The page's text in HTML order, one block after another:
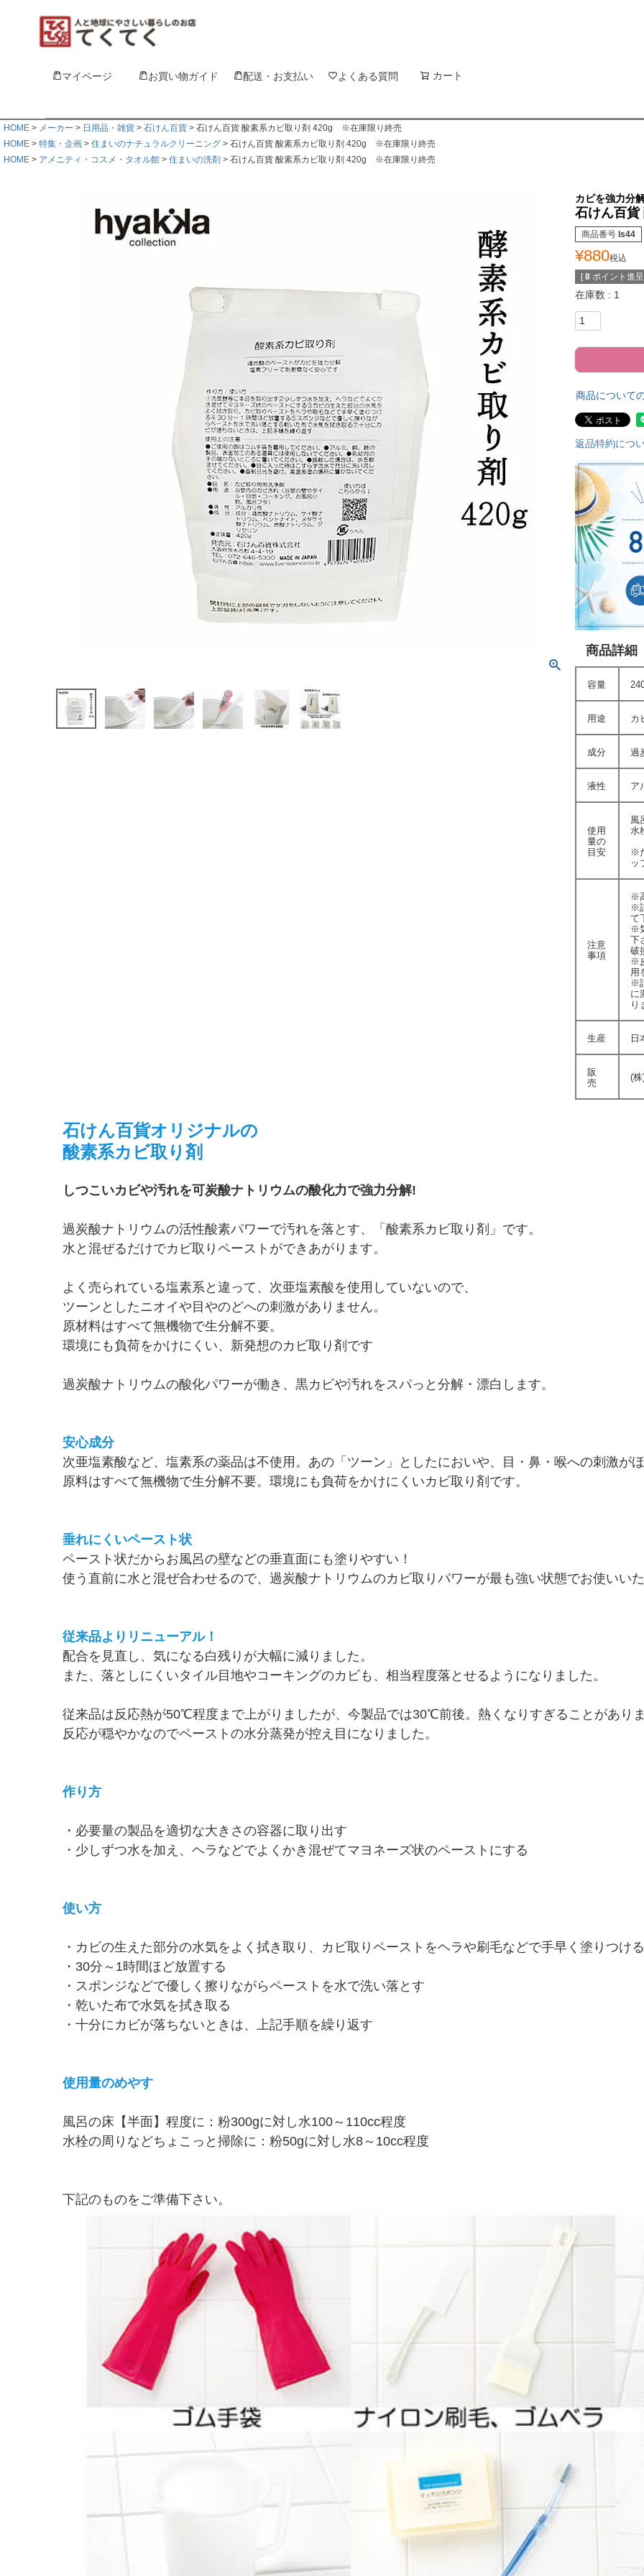
マイページ お買い物ガイド 配送・お支払い よくある質問 カート
HOME メーカー 日用品・雑貨 石けん百貨
石けん百貨 酸素系カビ取り剤 420g ※在庫限り終売
HOME
特集・企画 住まいのナチュラルクリーニング
石けん百貨 酸素系カビ取り剤 420g ※在庫限り終売
HOME
アメニティ・コスメ・タオル館 住まいの洗剤 石けん百貨 酸素系カビ取り剤 420g ※在庫限り終売
カビを強力分
石けん百
商品番号 ls44
¥880税込
[ 8 ポイント進
在庫数 1
商品について
返品特約につ
商品詳細
容量
用途 カ
成分 過
液性 ア
使用
量の
目安
風
水
※
ッ
注意
事項
※
※
て
※
下
破
※
用
※
に
り
生産 日
販
売
(
石けん百貨オリジナルの
酸素系カビ取り剤
しつこいカビや汚れを可炭酸ナトリウムの酸化力で強力分解!
過炭酸ナトリウムの活性酸素パワーで汚れを落とす、「酸素系カビ取り剤」です。
水と混ぜるだけでカビ取りペーストができあがります。
よく売られている塩素系と違って、次亜塩素酸を使用していないので、
ツーンとしたニオイや目やのどへの刺激がありません。
原材料はすべて無機物で生分解不要。
環境にも負荷をかけにくい、新発想のカビ取り剤です
過炭酸ナトリウムの酸化パワーが働き、黒カビや汚れをスパっと分解・漂白します。
安心成分
次亜塩素酸など、塩素系の薬品は不使用。あの「ツーン」としたにおいや、目・鼻・喉への刺激が
原料はすべて無機物で生分解不要。環境にも負荷をかけにくいカビ取り剤です。
垂れにくいペースト状
ペースト状だからお風呂の壁などの垂直面にも塗りやすい！
使う直前に水と混ぜ合わせるので、過炭酸ナトリウムのカビ取りパワーが最も強い状態でお使いい
従来品よりリニューアル！
配合を見直し、気になる白残りが大幅に減りました。
また、落としにくいタイル目地やコーキングのカビも、相当程度落とせるようになりました。
従来品は反応熱が50℃程度まで上がりましたが、今製品では30℃前後。熱くなりすぎることがあり
反応が穏やかなのでペーストの水分蒸発が控え目になりました。
作り方
・必要量の製品を適切な大きさの容器に取り出す
・少しずつ水を加え、ヘラなどでよくかき混ぜてマヨネーズ状のペーストにする
使い方
・カビの生えた部分の水気をよく拭き取り、カビ取りペーストをヘラや刷毛などで手早く塗りつける
・30分～1時間ほど放置する
・スポンジなどで優しく擦りながらペーストを水で洗い落とす
・乾いた布で水気を拭き取る
・十分にカビが落ちないときは、上記手順を繰り返す
使用量のめやす
風呂の床【半面】程度に：粉300gに対し水100～110cc程度
水栓の周りなどちょこっと掃除に：粉50gに対し水8～10cc程度
下記のものをご準備下さい。